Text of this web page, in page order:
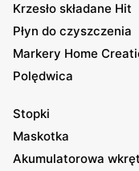
Krzesło składane Hit
Płyn do czyszczenia
Markery Home
Polędwica
Stopki
Maskotka
Akumulatorowa